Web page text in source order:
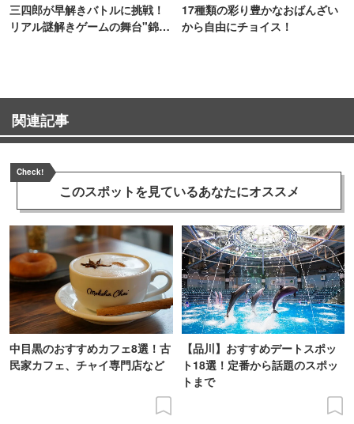
三四郎が早解きバトルに挑戦！
リアル謎解きゲームの舞台"錦糸
17種類の彩り豊かなおばんざい
から自由にチョイス！
関連記事
Check!
このスポットを見ているあなたにオススメ
中目黒のおすすめカフェ8選！古
民家カフェ、チャイ専門店など
【品川】おすすめデートスポッ
ト18選！定番から話題のスポッ
トまで